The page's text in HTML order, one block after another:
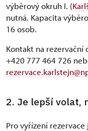
výběrový okruh I. (
nutná. Kapacita
16 osob.
Kontakt na rezervační
+420 777 464 726
2. Je lepší volat,
Pro vyřízení